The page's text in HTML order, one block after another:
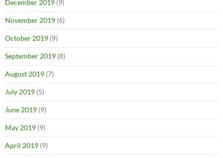
December 2019 (9)
November 2019 (6)
October 2019 (9)
September 2019 (8)
August 2019 (7)
July 2019 (5)
June 2019 (9)
May 2019 (9)
April 2019 (9)